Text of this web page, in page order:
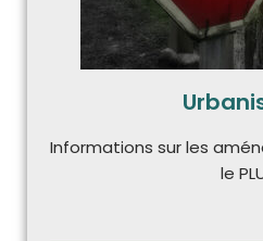
Informations sur les
le